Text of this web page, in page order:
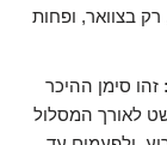
בצוואר, ופחות
זהו סימן ההיכר
לאורך המסלול